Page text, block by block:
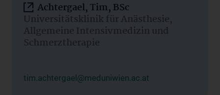
Achtergael, Tim, BSc
Universitätsklinik für Anästhesie,
Allgemeine Intensivmedizin und
Schmerztherapie
tim.achtergael@meduniwien.ac.at